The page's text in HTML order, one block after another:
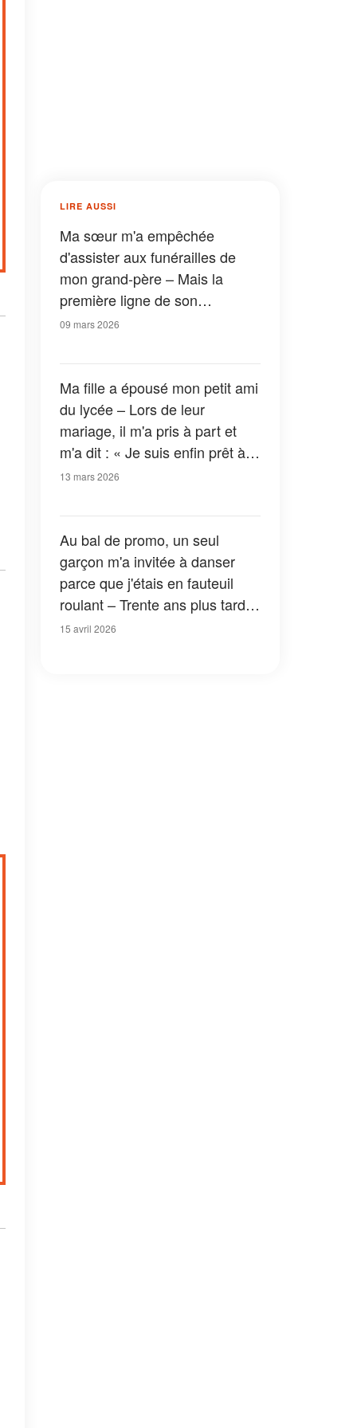
LIRE AUSSI
Ma sœur m'a empêchée
d'assister aux funérailles de
mon grand-père – Mais la
première ligne de son
testament a laissé tout le
09 mars 2026
Ma fille a épousé mon petit ami
du lycée – Lors de leur
mariage, il m'a pris à part et
m'a dit : « Je suis enfin prêt à
te dire la vérité »
13 mars 2026
Au bal de promo, un seul
garçon m'a invitée à danser
parce que j'étais en fauteuil
roulant – Trente ans plus tard,
je l'ai revu et c'est lui qui avait
15 avril 2026